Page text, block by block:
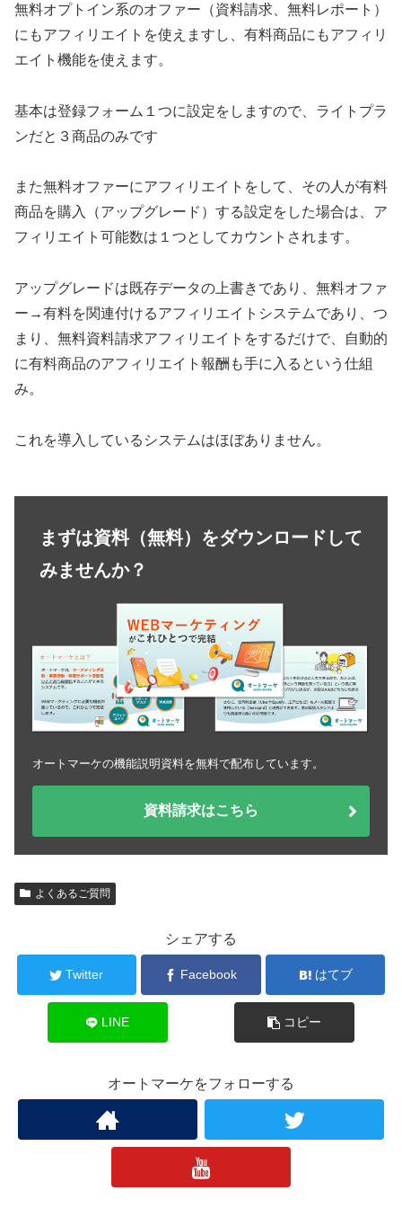
無料オプトイン系のオファー（資料請求、無料レポート）
にもアフィリエイトを使えますし、有料商品にもアフィリ
エイト機能を使えます。
基本は登録フォーム１つに設定をしますので、ライトプラ
ンだと３商品のみです
また無料オファーにアフィリエイトをして、その人が有料
商品を購入（アップグレード）する設定をした場合は、ア
フィリエイト可能数は１つとしてカウントされます。
アップグレードは既存データの上書きであり、無料オファ
ー→有料を関連付けるアフィリエイトシステムであり、つ
まり、無料資料請求アフィリエイトをするだけで、自動的
に有料商品のアフィリエイト報酬も手に入るという仕組
み。
これを導入しているシステムはほぼありません。
まずは資料（無料）をダウンロードして
みませんか？
オートマーケの機能説明資料を無料で配布しています。
資料請求はこちら
よくあるご質問
シェアする
Twitter Facebook はてブ
LINE コピー
オートマーケをフォローする